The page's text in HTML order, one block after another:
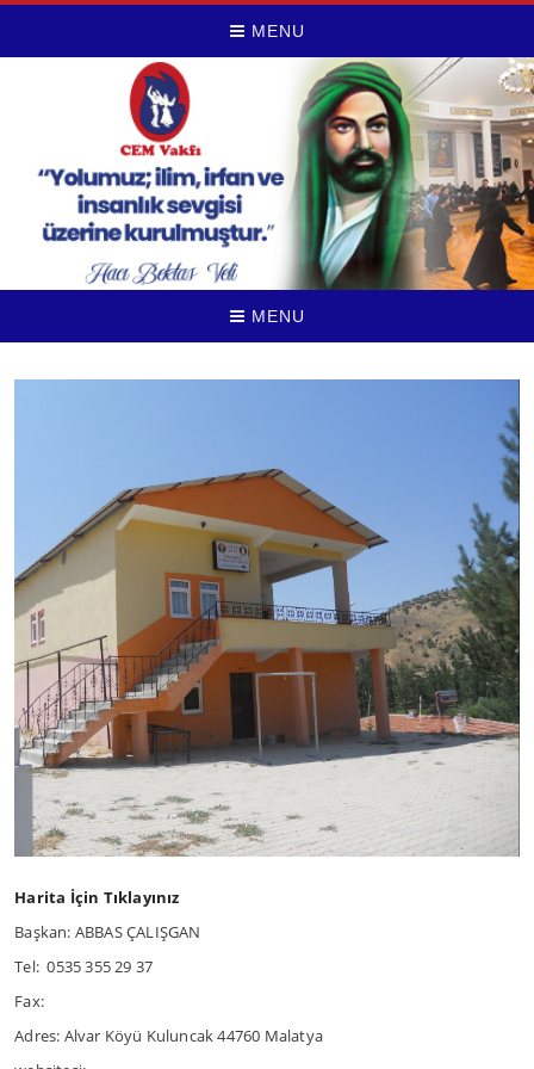
MENU
MENU
Harita İçin Tıklayınız
Başkan: ABBAS ÇALIŞGAN
Tel: 0535 355 29 37
Fax:
Adres: Alvar Köyü Kuluncak 44760 Malatya